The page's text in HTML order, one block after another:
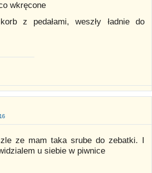
wkręcone
z pedałami, weszły ładnie do
ze mam taka srube do zebatki. I
u siebie w piwnice